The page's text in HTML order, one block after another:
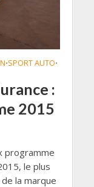
•SPORT AUTO•
:
2015
programme
le plus
la marque